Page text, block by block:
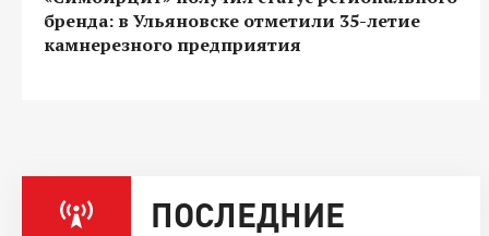
бренда: в Ульяновске отметили 35-летие
камнерезного предприятия
ПОСЛЕДНИЕ